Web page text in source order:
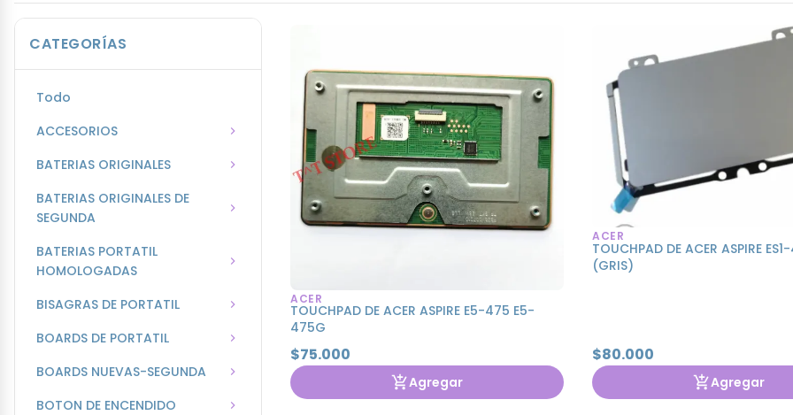
CATEGORÍAS
Todo
ACCESORIOS
BATERIAS ORIGINALES
BATERIAS ORIGINALES DE
SEGUNDA
BATERIAS PORTATIL
HOMOLOGADAS
BISAGRAS DE PORTATIL
BOARDS DE PORTATIL
BOARDS NUEVAS-SEGUNDA
BOTON DE ENCENDIDO
ACER
TOUCHPAD DE ACER ASPIRE E5-475 E5-
475G
$75.000
Agregar
ACER
TOUCHPAD DE ACER ASPIRE
(GRIS)
$80.000
Agregar